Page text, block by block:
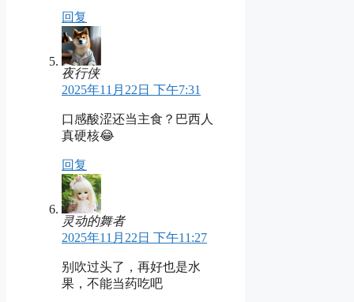
回复
夜行侠
2025年11月22日 下午7:31
口感酸涩还当主食？巴西人
真硬核😂
回复
灵动的舞者
2025年11月22日 下午11:27
别吹过头了，再好也是水
果，不能当药吃吧